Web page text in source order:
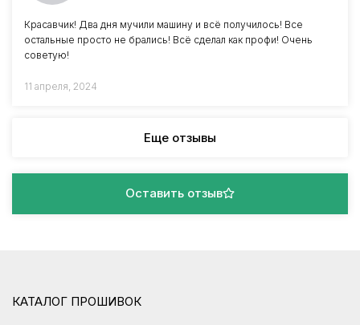
Красавчик! Два дня мучили машину и всё получилось! Все
остальные просто не брались! Всё сделал как профи! Очень
советую!
11 апреля, 2024
Еще отзывы
Оставить отзыв
КАТАЛОГ ПРОШИВОК